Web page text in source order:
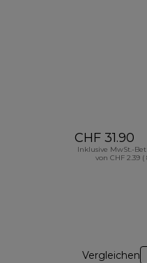
CHF 31.90
Inklusive MwSt.-
von CHF 2.39 (
Vergleichen